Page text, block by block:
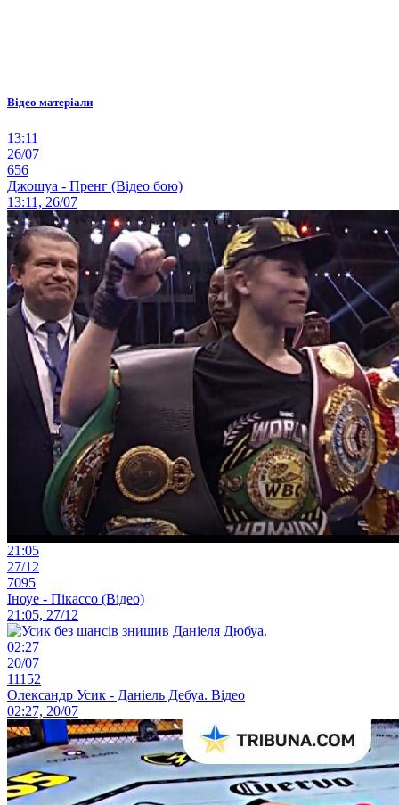
Відео матеріали
13:11
26/07
656
Джошуа - Пренг (Відео бою)
13:11, 26/07
21:05
27/12
7095
Іноуе - Пікассо (Відео)
21:05, 27/12
02:27
20/07
11152
Олександр Усик - Даніель Дебуа. Відео
02:27, 20/07